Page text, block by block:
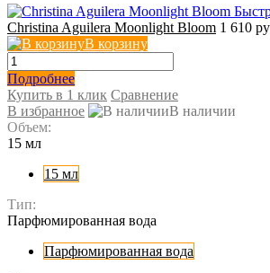
Christina Aguilera Moonlight Bloom 1 610
В корзину
Подробнее
Купить в 1 клик Сравнение
В избранное
В наличии
Объем:
15 мл
15 мл
Тип:
Парфюмированная вода
Парфюмированная вода